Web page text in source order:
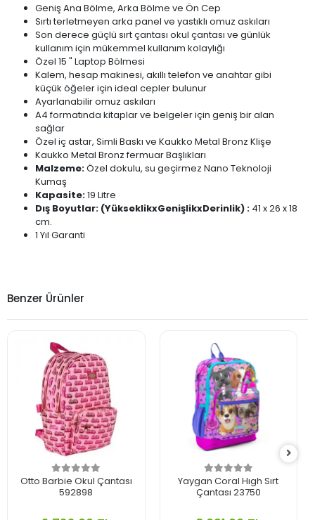
Geniş Ana Bölme, Arka Bölme ve Ön Cep
Sırtı terletmeyen arka panel ve yastıklı omuz askıları
Son derece güçlü sırt çantası okul çantası ve günlük
kullanım için mükemmel kullanım kolaylığı
Özel 15 " Laptop Bölmesi
Kalem, hesap makinesi, akıllı telefon ve anahtar gibi
küçük öğeler için ideal cepler bulunur
Ayarlanabilir omuz askıları
A4 formatında kitaplar ve belgeler için geniş bir alan
sağlar
Özel iç astar, Simli Baskı ve Kaukko Metal Bronz Klişe
Kaukko Metal Bronz fermuar Başlıkları
Malzeme:Özel dokulu, su geçirmez Nano Teknoloji
Kumaş
Kapasite:19 Litre
Dış Boyutlar: (YükseklikxGenişlikxDerinlik) : 41 x 26 x 18
cm.
1 Yıl Garanti
Benzer Ürünler
Otto Barbie Okul Çantası
592898
Yaygan Coral Hıgh Sırt
Çantası 23750